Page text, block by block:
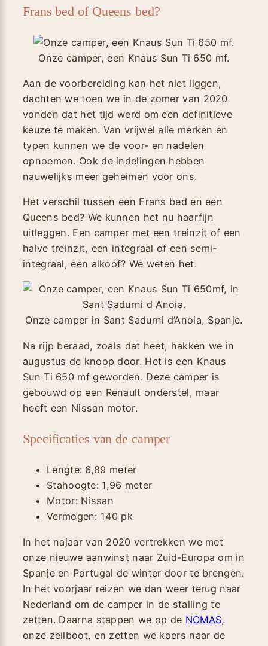
Frans bed of Queens bed?
Onze camper, een Knaus Sun Ti 650 mf.
Aan de voorbereiding kan het niet liggen,
dachten we toen we in de zomer van 2020
vonden dat het tijd werd om een definitieve
keuze te maken. Van vrijwel alle merken en
typen kunnen we de voor- en nadelen
opnoemen. Ook de indelingen hebben
nauwelijks meer geheimen voor ons.
Het verschil tussen een Frans bed en een
Queens bed? We kunnen het nu haarfijn
uitleggen. Een camper met een treinzit of een
halve treinzit, een integraal of een semi-
integraal, een alkoof? We weten het.
Onze camper in Sant Sadurni d’Anoia, Spanje.
Na rijp beraad, zoals dat heet, hakken we in
augustus de knoop door. Het is een Knaus
Sun Ti 650 mf geworden. Deze camper is
gebouwd op een Renault onderstel, maar
heeft een Nissan motor.
Specificaties van de camper
Lengte: 6,89 meter
Stahoogte: 1,96 meter
Motor: Nissan
Vermogen: 140 pk
In het najaar van 2020 vertrekken we met
onze nieuwe aanwinst naar Zuid-Europa om in
Spanje en Portugal de winter door te brengen.
In het voorjaar reizen we dan weer terug naar
Nederland om de camper in de stalling te
zetten. Daarna stappen we op de NOMAS,
onze zeilboot, en zetten we koers naar de